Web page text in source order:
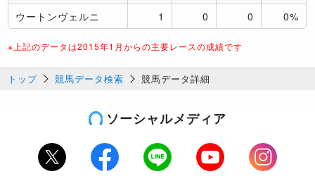
ウートンヴェルニ
1 0 0 0%
※上記のデータは2015年1月からの主要レースの成績です
トップ 競馬データ検索 競馬データ詳細
ソーシャルメディア
Twitter Facebook LINE Youtube Instagram